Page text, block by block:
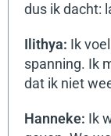
dus ik dacht:
Ilithya: Ik
spanning. Ik
dat ik niet
Hanneke: Ik